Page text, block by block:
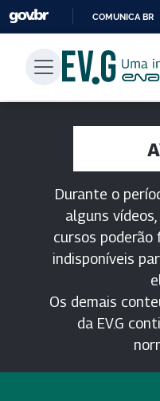
COMUNICA BR
Durante o
alguns
cursos
indisponíveis
Os demais
da EV.G